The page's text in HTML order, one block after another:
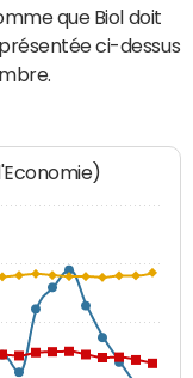
que Biol doit
ci-dessus